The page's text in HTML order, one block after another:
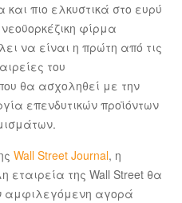
πιο ελκυστικά στο ευρύ
φίρμα
να είναι η πρώτη από τις
του
θα ασχοληθεί με την
επενδυτικών προϊόντων
Wall Street Journal, η
εταιρεία της Wall Street θα
αμφιλεγόμενη αγορά